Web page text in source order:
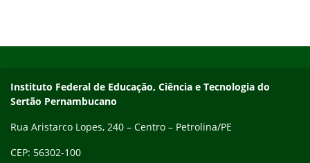
Endereço
Instituto Federal de Educação, Ciência e Tecnologia do
Sertão Pernambucano
Rua Aristarco Lopes, 240 – Centro – Petrolina/PE
CEP: 56302-100